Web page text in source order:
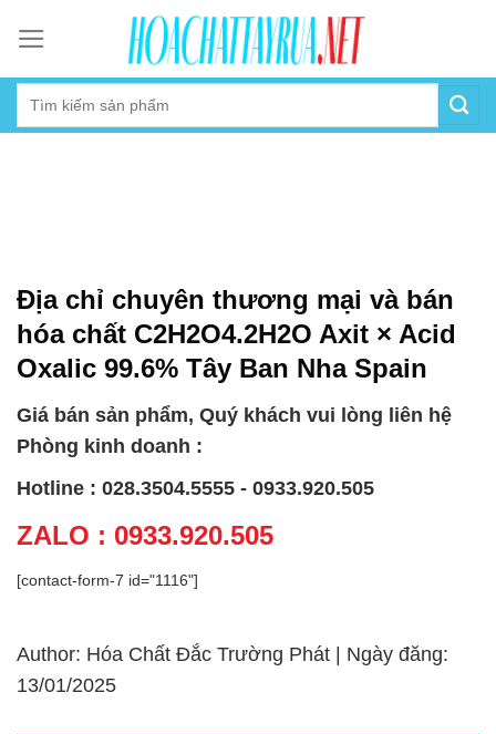
content
Địa chỉ chuyên thương mại và bán
hóa chất C2H2O4.2H2O Axit × Acid
Oxalic 99.6% Tây Ban Nha Spain
Giá bán sản phẩm, Quý khách vui lòng liên hệ
Phòng kinh doanh :
Hotline : 028.3504.5555 - 0933.920.505
ZALO : 0933.920.505
[contact-form-7 id="1116"]
Author: Hóa Chất Đắc Trường Phát | Ngày đăng:
13/01/2025